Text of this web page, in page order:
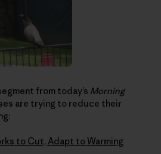
from today’s Morning
are trying to reduce their
to Cut, Adapt to Warming